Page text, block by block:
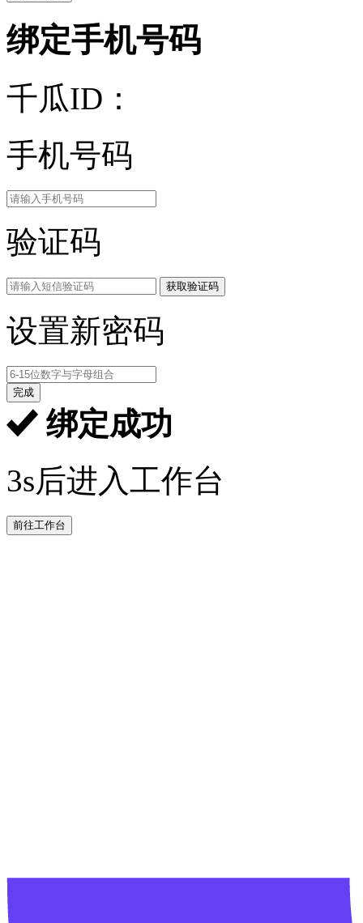
绑定手机号码
千瓜ID：
手机号码
验证码
获取验证码
设置新密码
完成
绑定成功
3s后进入工作台
前往工作台